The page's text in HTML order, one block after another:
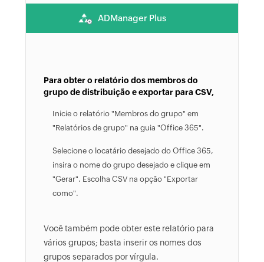
ADManager Plus
Para obter o relatório dos membros do
grupo de distribuição e exportar para CSV,
Inicie o relatório "Membros do grupo" em
"Relatórios de grupo" na guia "Office 365".
Selecione o locatário desejado do Office 365,
insira o nome do grupo desejado e clique em
"Gerar". Escolha CSV na opção "Exportar
como".
Você também pode obter este relatório para
vários grupos; basta inserir os nomes dos
grupos separados por vírgula.